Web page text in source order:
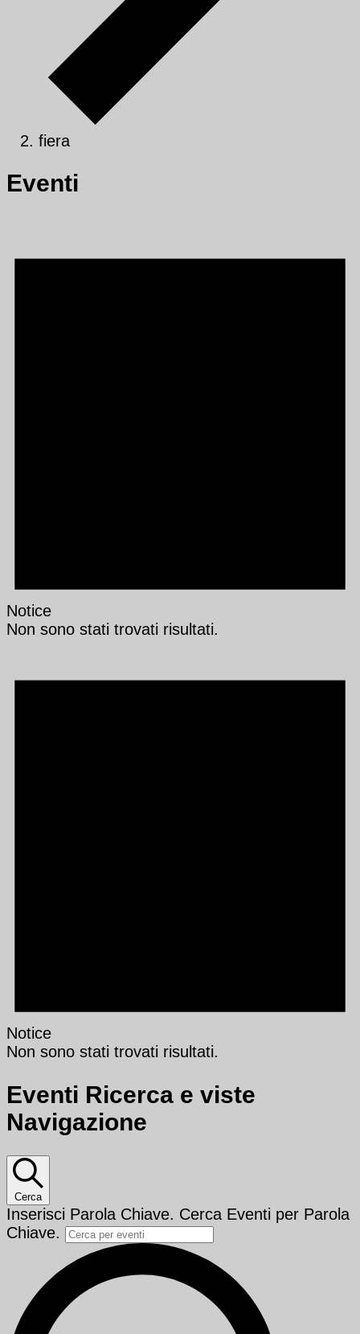
fiera
Eventi
Notice
Non sono stati trovati risultati.
Notice
Non sono stati trovati risultati.
Eventi Ricerca e viste
Navigazione
Cerca
Inserisci Parola Chiave. Cerca Eventi per Parola
Chiave.